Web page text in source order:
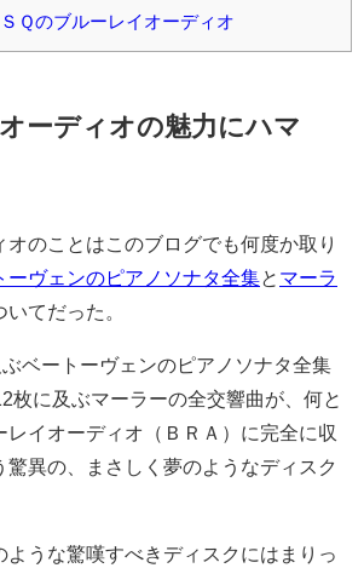
Ｑのブルーレイオーディオ
ーディオの魅力にハマ
オのことはこのブログでも何度か取り
ーヴェンのピアノソナタ全集と マーラ
いてだった。
ベートーヴェンのピアノソナタ全集
枚に及ぶマーラーの全交響曲が、何と
レイオーディオ（ＢＲＡ）に完全に収
驚異の、まさしく夢のようなディスク
ような驚嘆すべきディスクにはまりっ